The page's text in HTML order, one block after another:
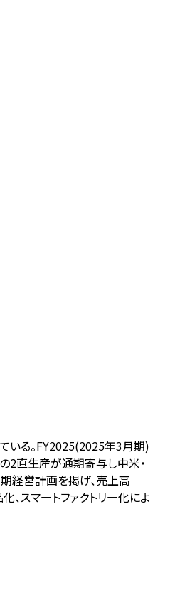
いる。FY2025(2025年3月期)
直生産が通期寄与し中米・
経営計画を掲げ、売上高
スマートファクトリー化によ